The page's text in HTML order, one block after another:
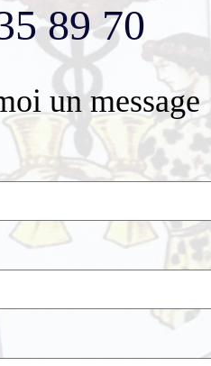
89 70
un message